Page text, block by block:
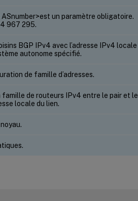
un paramètre obligatoire.
967 295.
BGP IPv4 avec l’adresse IPv4 locale
autonome spécifié.
de famille d’adresses.
de routeurs IPv4 entre le pair et le
locale du lien.